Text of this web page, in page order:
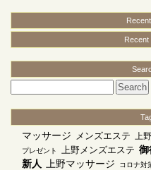
マッサージ メンズエステ 上野
プレゼント
上野メンズエステ 御
新人 上野マッサージ コロナ対